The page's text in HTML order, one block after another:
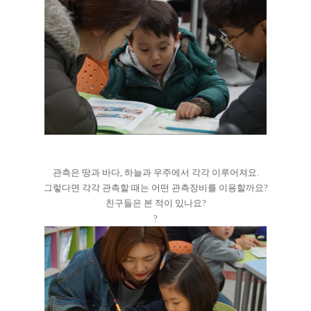
관측은 땅과 바다, 하늘과 우주에서 각각 이루어져요.
그렇다면 각각 관측할 때는 어떤 관측장비를 이용할까요?
친구들은 본 적이 있나요?
?